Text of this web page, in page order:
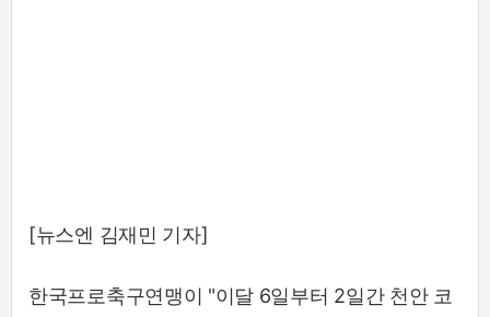
[뉴스엔 김재민 기자]
한국프로축구연맹이 "이달 6일부터 2일간 천안 코